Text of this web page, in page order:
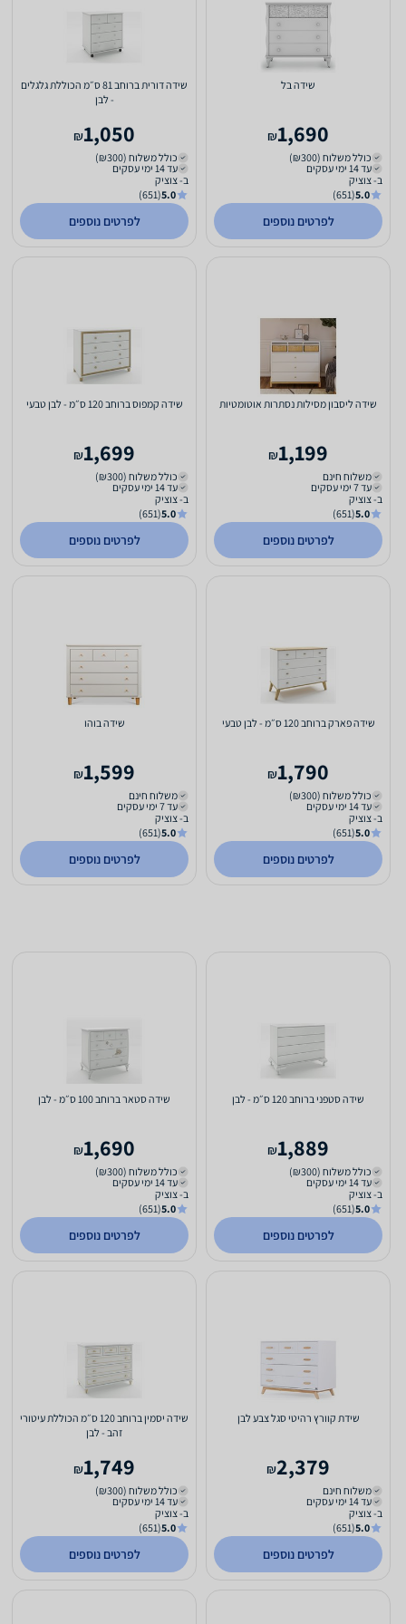
שידה בל
1,690
₪
כולל משלוח (₪300)
עד 14 ימי עסקים
ב- צוציק
5.0
(651)
לפרטים נוספים
שידה דורית ברוחב 81 ס״מ הכוללת גלגלים
- לבן
1,050
₪
כולל משלוח (₪300)
עד 14 ימי עסקים
ב- צוציק
5.0
(651)
לפרטים נוספים
שידה ליסבון מסילות נסתרות אוטומטיות
1,199
₪
משלוח חינם
עד 7 ימי עסקים
ב- צוציק
5.0
(651)
לפרטים נוספים
שידה קמפוס ברוחב 120 ס״מ - לבן טבעי
1,699
₪
כולל משלוח (₪300)
עד 14 ימי עסקים
ב- צוציק
5.0
(651)
לפרטים נוספים
שידה פארק ברוחב 120 ס״מ - לבן טבעי
1,790
₪
כולל משלוח (₪300)
עד 14 ימי עסקים
ב- צוציק
5.0
(651)
לפרטים נוספים
שידה בוהו
1,599
₪
משלוח חינם
עד 7 ימי עסקים
ב- צוציק
5.0
(651)
לפרטים נוספים
שידה סטפני ברוחב 120 ס״מ - לבן
1,889
₪
כולל משלוח (₪300)
עד 14 ימי עסקים
ב- צוציק
5.0
(651)
לפרטים נוספים
שידה סטאר ברוחב 100 ס״מ - לבן
1,690
₪
כולל משלוח (₪300)
עד 14 ימי עסקים
ב- צוציק
5.0
(651)
לפרטים נוספים
שידת קוורץ רהיטי סגל צבע לבן
2,379
₪
משלוח חינם
עד 14 ימי עסקים
ב- צוציק
5.0
(651)
לפרטים נוספים
שידה יסמין ברוחב 120 ס״מ הכוללת עיטורי
זהב - לבן
1,749
₪
כולל משלוח (₪300)
עד 14 ימי עסקים
ב- צוציק
5.0
(651)
לפרטים נוספים